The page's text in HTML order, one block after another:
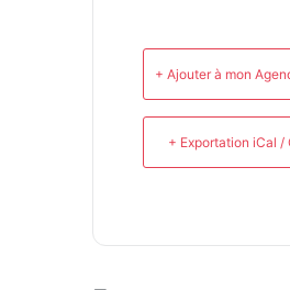
+ Ajouter à mon
+ Exportation iCal /